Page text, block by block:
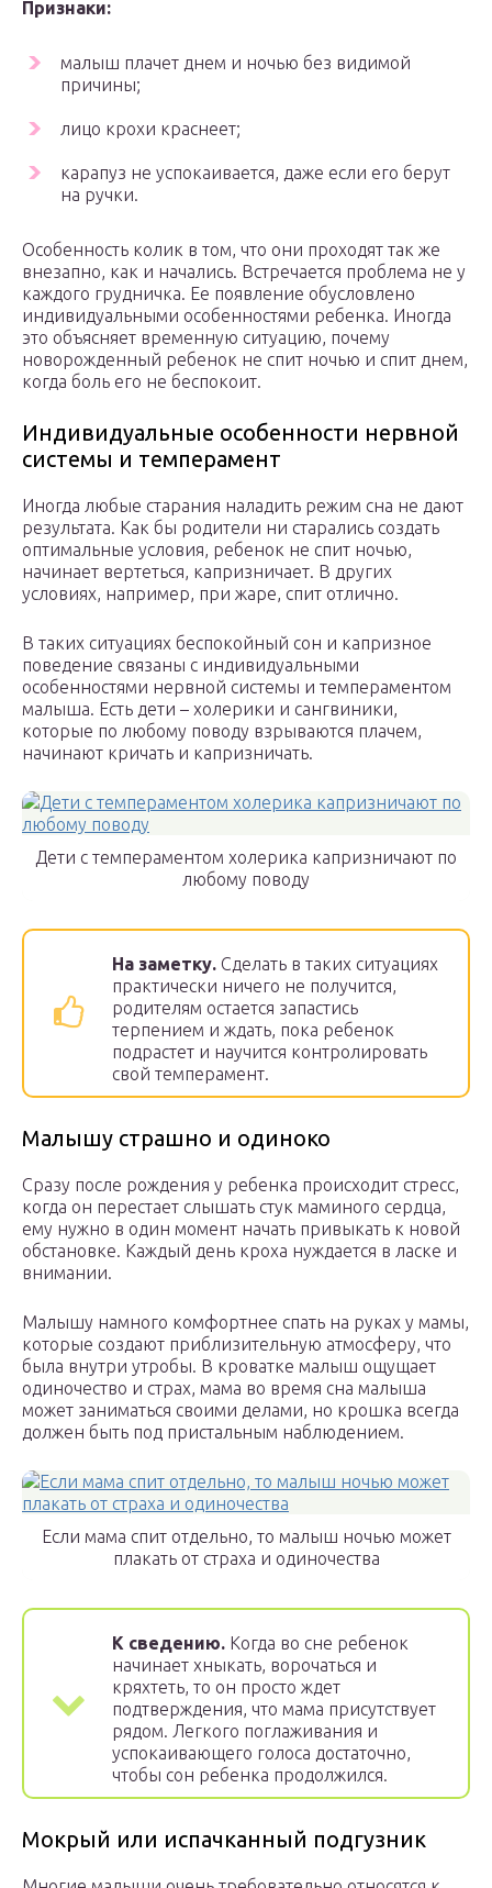
Признаки:
малыш плачет днем и ночью без видимой
причины;
лицо крохи краснеет;
карапуз не успокаивается, даже если его берут
на ручки.
Особенность колик в том, что они проходят так же
внезапно, как и начались. Встречается проблема не у
каждого грудничка. Ее появление обусловлено
индивидуальными особенностями ребенка. Иногда
это объясняет временную ситуацию, почему
новорожденный ребенок не спит ночью и спит днем,
когда боль его не беспокоит.
Индивидуальные особенности нервной
системы и темперамент
Иногда любые старания наладить режим сна не дают
результата. Как бы родители ни старались создать
оптимальные условия, ребенок не спит ночью,
начинает вертеться, капризничает. В других
условиях, например, при жаре, спит отлично.
В таких ситуациях беспокойный сон и капризное
поведение связаны с индивидуальными
особенностями нервной системы и темпераментом
малыша. Есть дети – холерики и сангвиники,
которые по любому поводу взрываются плачем,
начинают кричать и капризничать.
Дети с темпераментом холерика капризничают по
любому поводу
На заметку. Сделать в таких ситуациях
практически ничего не получится,
родителям остается запастись
терпением и ждать, пока ребенок
подрастет и научится контролировать
свой темперамент.
Малышу страшно и одиноко
Сразу после рождения у ребенка происходит стресс,
когда он перестает слышать стук маминого сердца,
ему нужно в один момент начать привыкать к новой
обстановке. Каждый день кроха нуждается в ласке и
внимании.
Малышу намного комфортнее спать на руках у мамы,
которые создают приблизительную атмосферу, что
была внутри утробы. В кроватке малыш ощущает
одиночество и страх, мама во время сна малыша
может заниматься своими делами, но крошка всегда
должен быть под пристальным наблюдением.
Если мама спит отдельно, то малыш ночью может
плакать от страха и одиночества
К сведению. Когда во сне ребенок
начинает хныкать, ворочаться и
кряхтеть, то он просто ждет
подтверждения, что мама присутствует
рядом. Легкого поглаживания и
успокаивающего голоса достаточно,
чтобы сон ребенка продолжился.
Мокрый или испачканный подгузник